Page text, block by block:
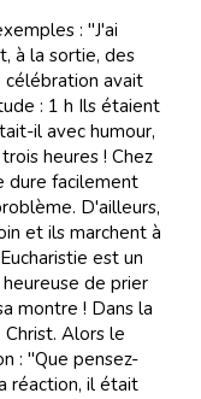
: "J'ai
à la sortie, des
célébration avait
: 1 h Ils étaient
il avec humour,
heures ! Chez
dure facilement
D'ailleurs,
et ils marchent à
est un
de prier
montre ! Dans la
Alors le
: "Que pensez-
réaction, il était